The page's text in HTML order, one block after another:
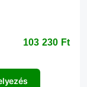
103 230 Ft‎